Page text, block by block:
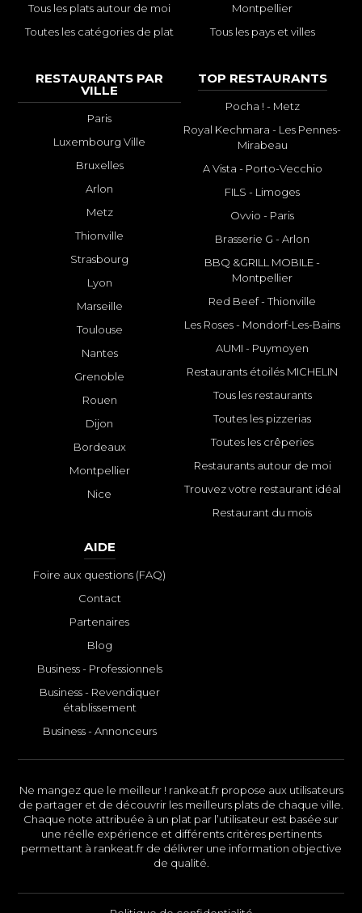
Tous les plats autour de moi
Toutes les catégories de plat
Montpellier
Tous les pays et villes
RESTAURANTS PAR
VILLE
Paris
Luxembourg Ville
Bruxelles
Arlon
Metz
Thionville
Strasbourg
Lyon
Marseille
Toulouse
Nantes
Grenoble
Rouen
Dijon
Bordeaux
Montpellier
Nice
TOP RESTAURANTS
Pocha ! - Metz
Royal Kechmara - Les Pennes-
Mirabeau
A Vista - Porto-Vecchio
FILS - Limoges
Ovvio - Paris
Brasserie G - Arlon
BBQ &GRILL MOBILE -
Montpellier
Red Beef - Thionville
Les Roses - Mondorf-Les-Bains
AUMI - Puymoyen
Restaurants étoilés MICHELIN
Tous les restaurants
Toutes les pizzerias
Toutes les crêperies
Restaurants autour de moi
Trouvez votre restaurant idéal
Restaurant du mois
AIDE
Foire aux questions (FAQ)
Contact
Partenaires
Blog
Business - Professionnels
Business - Revendiquer
établissement
Business - Annonceurs
Ne mangez que le meilleur ! rankeat.fr propose aux utilisateurs
de partager et de découvrir les meilleurs plats de chaque ville.
Chaque note attribuée à un plat par l’utilisateur est basée sur
une réelle expérience et différents critères pertinents
permettant à rankeat.fr de délivrer une information objective
de qualité.